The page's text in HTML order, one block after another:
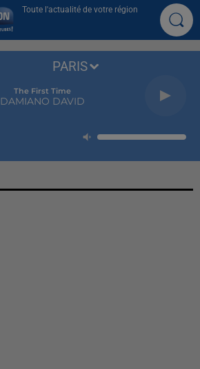
Toute l'actualité de votre région
The First Time
DAMIANO DAVID
PARIS